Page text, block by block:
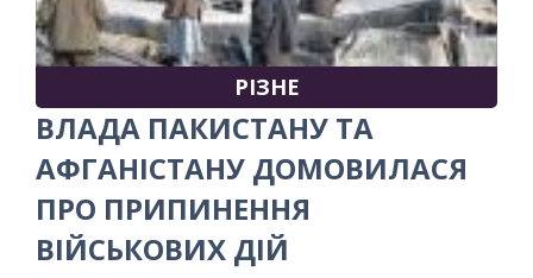
РІЗНЕ
ВЛАДА ПАКИСТАНУ ТА
АФГАНІСТАНУ ДОМОВИЛАСЯ
ПРО ПРИПИНЕННЯ
ВІЙСЬКОВИХ ДІЙ